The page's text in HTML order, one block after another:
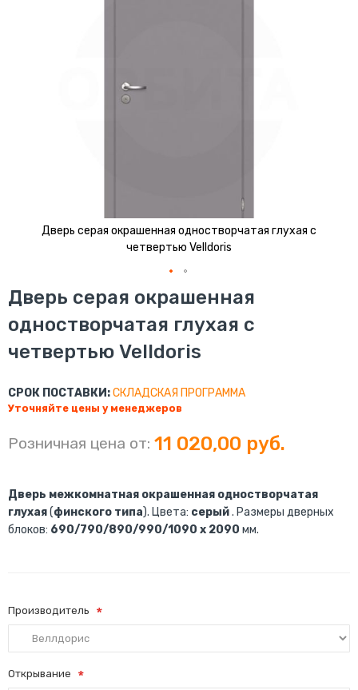
Дверь серая окрашенная одностворчатая глухая с
четвертью Velldoris
Перейти
к
началу
изображений
Дверь серая окрашенная
одностворчатая глухая с
четвертью Velldoris
СРОК ПОСТАВКИ:СКЛАДСКАЯ ПРОГРАММА
Уточняйте цены у менеджеров
Розничная цена от: 11 020,00 руб.
Дверь межкомнатная окрашенная одностворчатая
глухая(финского типа). Цвета: серый. Размеры дверных
блоков: 690/790/890/990/1090 х 2090 мм.
Производитель
Открывание